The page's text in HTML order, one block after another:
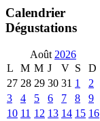
Calendrier
Dégustations
Août 2026
L
M M J V S
D
27 28 29 30 31 1
2
3
4 5 6 7 8
9
10 11 12 13 14 15 16